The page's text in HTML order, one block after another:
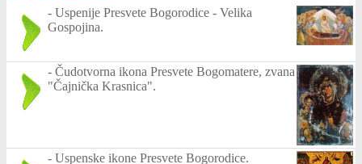
- Uspenije Presvete Bogorodice - Velika
Gospojina.
- Čudotvorna ikona Presvete Bogomatere, zvana
"Čajnička Krasnica".
- Uspenske ikone Presvete Bogorodice.